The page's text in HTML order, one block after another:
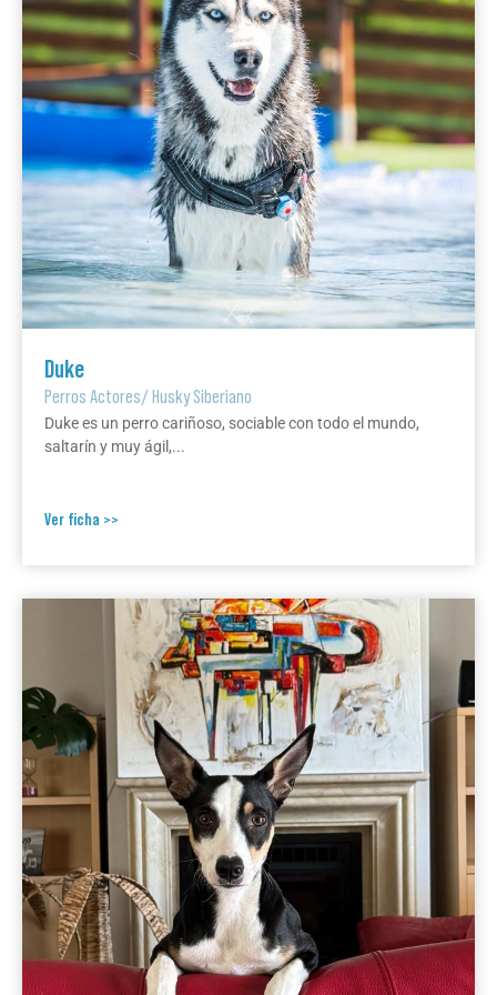
Duke
Perros Actores/Husky Siberiano
Duke es un perro cariñoso, sociable con todo el mundo,
saltarín y muy ágil,...
Ver ficha >>